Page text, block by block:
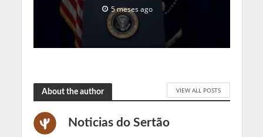
5 meses ago
About the author VIEW ALL POSTS
Noticias do Sertão